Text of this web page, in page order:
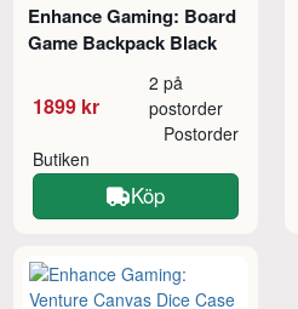
Enhance Gaming: Board
Game Backpack Black
1899 kr
2 på
postorder
Butiken
Postorder
Köp